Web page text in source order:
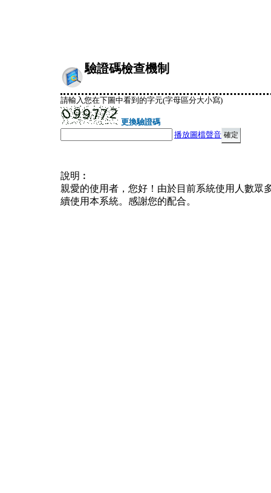
驗證碼檢查機制
請輸入您在下圖中看到的字元(字母區分大小寫)
更換驗證碼
播放圖檔聲音
說明︰
親愛的使用者，您好！由於目前系統使用人數眾
續使用本系統。感謝您的配合。